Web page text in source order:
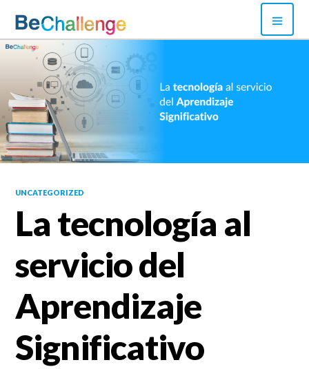
content
Bechallenge
UNCATEGORIZED
La tecnología al
servicio del
Aprendizaje
Significativo